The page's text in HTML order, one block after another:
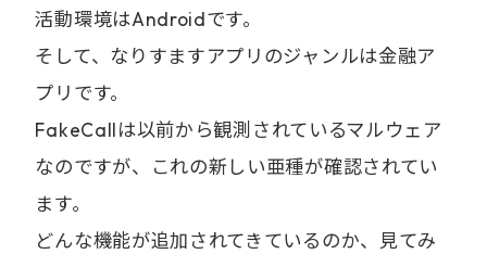
活動環境はAndroidです。
そして、なりすますアプリのジャンルは金融ア
プリです。
FakeCallは以前から観測されているマルウェア
なのですが、これの新しい亜種が確認されてい
ます。
どんな機能が追加されてきているのか、見てみ